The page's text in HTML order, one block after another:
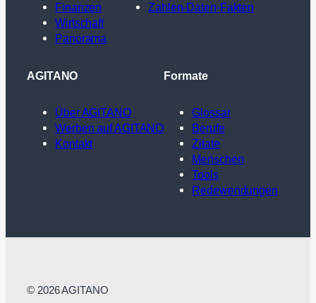
Finanzen
Wirtschaft
Panorama
Zahlen-Daten-Fakten
AGITANO
Über AGITANO
Werben auf AGITANO
Kontakt
Formate
Glossar
Berufe
Zitate
Menschen
Tools
Redewendungen
© 2026 AGITANO